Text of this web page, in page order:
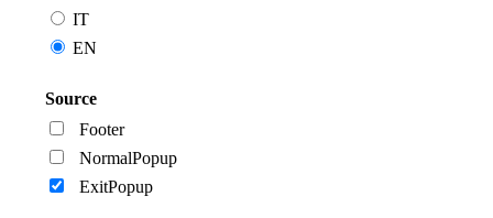
IT
EN
Source
Footer
NormalPopup
ExitPopup